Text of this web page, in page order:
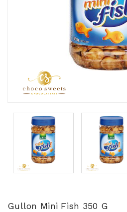
Gullon Mini Fish 350 G